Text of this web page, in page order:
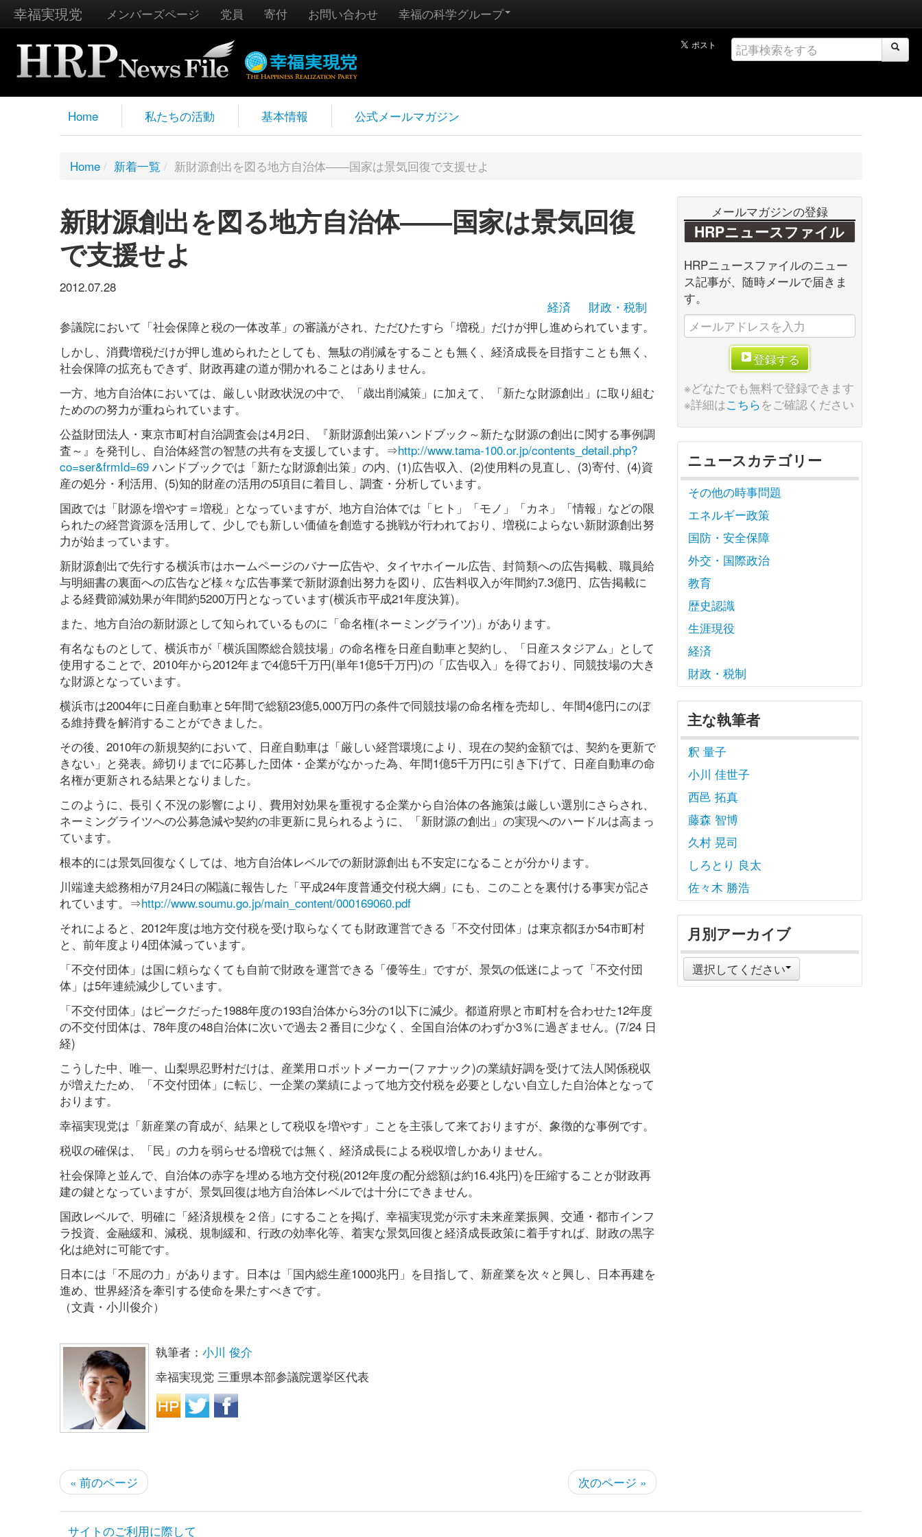
幸福実現党 メンバーズページ 党員 寄付 お問い合わせ 幸福の科学グループ
Home 私たちの活動 基本情報 公式メールマガジン
Home / 新着一覧 / 新財源創出を図る地方自治体――国家は景気回復で支援せよ
新財源創出を図る地方自治体――国家は景気回復
で支援せよ
2012.07.28
経済
財政・税制
参議院において「社会保障と税の一体改革」の審議がされ、ただひたすら「増税」だけが押し進められています。
しかし、消費増税だけが押し進められたとしても、無駄の削減をすることも無く、経済成長を目指すことも無く、
社会保障の拡充もできず、財政再建の道が開かれることはありません。
一方、地方自治体においては、厳しい財政状況の中で、「歳出削減策」に加えて、「新たな財源創出」に取り組む
ためのの努力が重ねられています。
公益財団法人・東京市町村自治調査会は4月2日、『新財源創出策ハンドブック～新たな財源の創出に関する事例調
査～』を発刊し、自治体経営の智慧の共有を支援しています。⇒http://www.tama-100.or.jp/contents_detail.php?
co=ser&frmId=69 ハンドブックでは「新たな財源創出策」の内、(1)広告収入、(2)使用料の見直し、(3)寄付、(4)資
産の処分・利活用、(5)知的財産の活用の5項目に着目し、調査・分析しています。
国政では「財源を増やす＝増税」となっていますが、地方自治体では「ヒト」「モノ」「カネ」「情報」などの限
られたの経営資源を活用して、少しでも新しい価値を創造する挑戦が行われており、増税によらない新財源創出努
力が始まっています。
新財源創出で先行する横浜市はホームページのバナー広告や、タイヤホイール広告、封筒類への広告掲載、職員給
与明細書の裏面への広告など様々な広告事業で新財源創出努力を図り、広告料収入が年間約7.3億円、広告掲載に
よる経費節減効果が年間約5200万円となっています(横浜市平成21年度決算)。
また、地方自治の新財源として知られているものに「命名権(ネーミングライツ)」があります。
有名なものとして、横浜市が「横浜国際総合競技場」の命名権を日産自動車と契約し、「日産スタジアム」として
使用することで、2010年から2012年まで4億5千万円(単年1億5千万円)の「広告収入」を得ており、同競技場の大き
な財源となっています。
横浜市は2004年に日産自動車と5年間で総額23億5,000万円の条件で同競技場の命名権を売却し、年間4億円にのぼ
る維持費を解消することができました。
その後、2010年の新規契約において、日産自動車は「厳しい経営環境により、現在の契約金額では、契約を更新で
きない」と発表。締切りまでに応募した団体・企業がなかった為、年間1億5千万円に引き下げて、日産自動車の命
名権が更新される結果となりました。
このように、長引く不況の影響により、費用対効果を重視する企業から自治体の各施策は厳しい選別にさらされ、
ネーミングライツへの公募急減や契約の非更新に見られるように、「新財源の創出」の実現へのハードルは高まっ
ています。
根本的には景気回復なくしては、地方自治体レベルでの新財源創出も不安定になることが分かります。
川端達夫総務相が7月24日の閣議に報告した「平成24年度普通交付税大綱」にも、このことを裏付ける事実が記さ
れています。⇒http://www.soumu.go.jp/main_content/000169060.pdf
それによると、2012年度は地方交付税を受け取らなくても財政運営できる「不交付団体」は東京都ほか54市町村
と、前年度より4団体減っています。
「不交付団体」は国に頼らなくても自前で財政を運営できる「優等生」ですが、景気の低迷によって「不交付団
体」は5年連続減少しています。
「不交付団体」はピークだった1988年度の193自治体から3分の1以下に減少。都道府県と市町村を合わせた12年度
の不交付団体は、78年度の48自治体に次いで過去２番目に少なく、全国自治体のわずか3％に過ぎません。(7/24 日
経)
こうした中、唯一、山梨県忍野村だけは、産業用ロボットメーカー(ファナック)の業績好調を受けて法人関係税収
が増えたため、「不交付団体」に転じ、一企業の業績によって地方交付税を必要としない自立した自治体となって
おります。
幸福実現党は「新産業の育成が、結果として税収を増やす」ことを主張して来ておりますが、象徴的な事例です。
税収の確保は、「民」の力を弱らせる増税では無く、経済成長による税収増しかありません。
社会保障と並んで、自治体の赤字を埋める地方交付税(2012年度の配分総額は約16.4兆円)を圧縮することが財政再
建の鍵となっていますが、景気回復は地方自治体レベルでは十分にできません。
国政レベルで、明確に「経済規模を２倍」にすることを掲げ、幸福実現党が示す未来産業振興、交通・都市インフ
ラ投資、金融緩和、減税、規制緩和、行政の効率化等、着実な景気回復と経済成長政策に着手すれば、財政の黒字
化は絶対に可能です。
日本には「不屈の力」があります。日本は「国内総生産1000兆円」を目指して、新産業を次々と興し、日本再建を
進め、世界経済を牽引する使命を果たすべきです。
（文責・小川俊介）
執筆者： 小川 俊介
幸福実現党 三重県本部参議院選挙区代表
« 前のページ 次のページ »
メールマガジンの登録
HRPニュースファイル
HRPニュースファイルのニュー
ス記事が、随時メールで届きま
す。
登録する
※どなたでも無料で登録できます
※詳細はこちらをご確認ください
ニュースカテゴリー
その他の時事問題
エネルギー政策
国防・安全保障
外交・国際政治
教育
歴史認識
生涯現役
経済
財政・税制
主な執筆者
釈 量子
小川 佳世子
西邑 拓真
藤森 智博
久村 晃司
しろとり 良太
佐々木 勝浩
月別アーカイブ
選択してください
サイトのご利用に際して